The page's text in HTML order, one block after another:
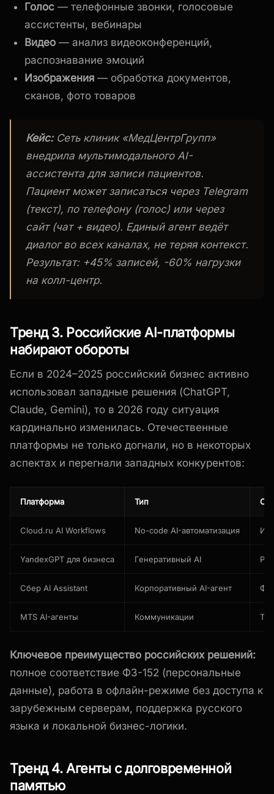
Голос — телефонные звонки, голосовые
ассистенты, вебинары
Видео — анализ видеоконференций,
распознавание эмоций
Изображения — обработка документов,
сканов, фото товаров
Кейс:Сеть клиник «МедЦентрГрупп»
внедрила мультимодального AI-
ассистента для записи пациентов.
Пациент может записаться через Telegram
(текст), по телефону (голос) или через
сайт (чат + видео). Единый агент ведёт
диалог во всех каналах, не теряя контекст.
Результат: +45% записей, -60% нагрузки
на колл-центр.
Тренд 3. Российские AI-платформы
набирают обороты
Если в 2024–2025 российский бизнес активно
использовал западные решения (ChatGPT,
Claude, Gemini), то в 2026 году ситуация
кардинально изменилась. Отечественные
платформы не только догнали, но в некоторых
аспектах и перегнали западных конкурентов:
Платформа Тип
Cloud.ru AI Workflows No-code AI-автоматизация
YandexGPT для бизнеса Генеративный AI
Сбер AI Assistant Корпоративный AI-агент
MTS AI-агенты Коммуникации
Ключевое преимущество российских решений:
полное соответствие ФЗ-152 (персональные
данные), работа в офлайн-режиме без доступа к
зарубежным серверам, поддержка русского
языка и локальной бизнес-логики.
Тренд 4. Агенты с долговременной
памятью